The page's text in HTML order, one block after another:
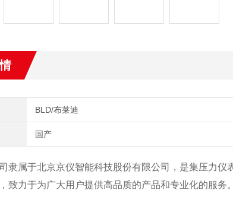
BLD/布莱迪
国产
隶属于北京京仪智能科技股份有限公司，是集压力
致力于为广大用户提供高品质的产品和专业化的服